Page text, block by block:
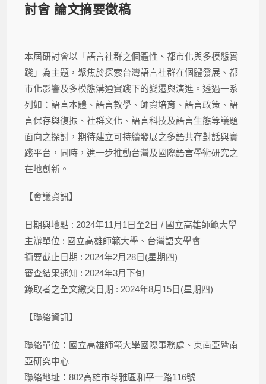
討會 論文摘要徵稿
本屆研討會以「語言社群之個體性、都市化與多模態實
踐」為主題，聚焦於探索台灣語言社群在個體發展、都
市化影響及多模態溝通實踐下的變遷與演進。透過一系
列如：語言本體、語言教學、師資培育、語言政策、語
言保存與復振、社群文化、語言科技及語言生態等議題
面向之探討，期待建立可持續發展之多語共存對話與實
踐平台，同時，進一步推動台灣及國際語言學術研究之
在地創新 。
【會議資訊】
日期與地點 : 2024年11月1日至2日 / 國立高雄師範大學
主辦單位 : 國立高雄師範大學、台灣語文學會
摘要截止日期 : 2024年2月28日(星期四)
審查結果通知 : 2024年3月下旬
錄取者之全文繳交日期 : 2024年8月15日(星期四)
【聯絡資訊】
聯絡單位：國立高雄師範大學國際事務處、東南亞暨南
亞研究中心
聯絡地址：802高雄市苓雅區和平一路116號